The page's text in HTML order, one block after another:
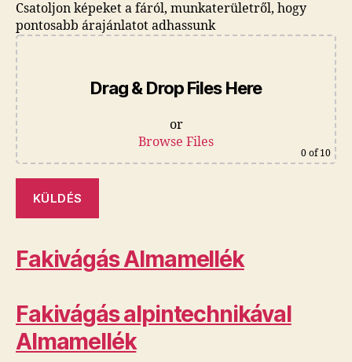
Csatoljon képeket a fáról, munkaterületről, hogy
pontosabb árajánlatot adhassunk
Drag & Drop Files Here
or
Browse Files
0 of 10
Fakivágás Almamellék
Fakivágás alpintechnikával
Almamellék